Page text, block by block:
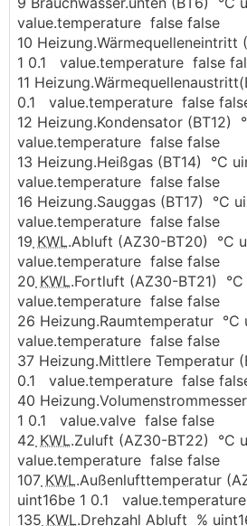
value.temperature false false
10 Heizung.Wärmequelleneintritt
1 0.1 value.temperature false
11
0.1 value.temperature false
12 Heizung.Kondensator (BT12)
value.temperature false false
13 Heizung.Heißgas (BT14) °C
value.temperature false false
16 Heizung.Sauggas (BT17) °C
value.temperature false false
19 KWL.Abluft (AZ30-BT20) °C
value.temperature false false
20 KWL.Fortluft (AZ30-BT21) °C
value.temperature false false
26 Heizung.Raumtemperatur °C
value.temperature false false
37 Heizung.Mittlere Temperatur
0.1 value.temperature false
40
1 0.1 value.valve false false
42 KWL.Zuluft (AZ30-BT22) °C
value.temperature false false
107 KWL.Außenlufttemperatur
uint16be 1 0.1
135 KWL.Drehzahl Abluft %